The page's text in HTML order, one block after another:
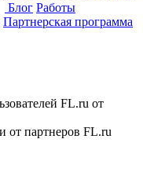
Блог Работы
Партнерская программа
FL.ru от
от партнеров FL.ru